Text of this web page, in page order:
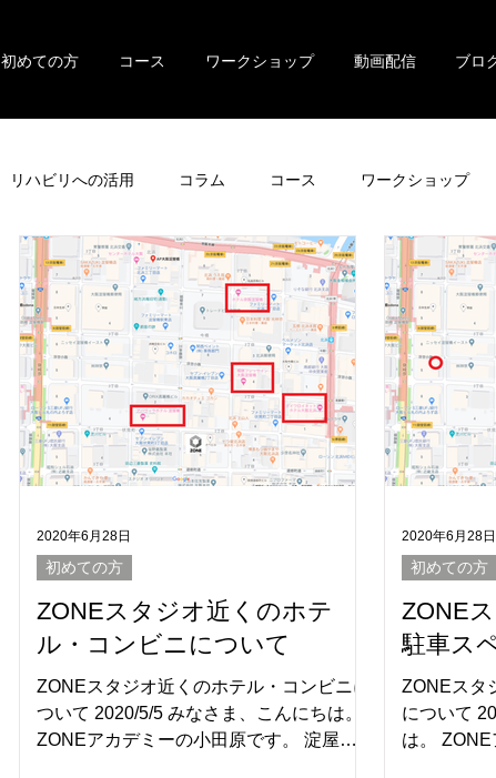
初めての方 コース ワークショップ 動画配信 ブロ
リハビリへの活用 コラム コース ワークショップ
ZONEスタジオ近くのホテ
ル・コンビニについて
ZONEスタジオ近くのホテル・コンビニに
ついて 2020/5/5 みなさま、こんにちは。
ZONEアカデミーの小田原です。 淀屋橋
初めての方
2020年6月28日
ZONE
駐車ス
ZONEスタ
について
は。 ZONE
初めての方
2020年6月28日